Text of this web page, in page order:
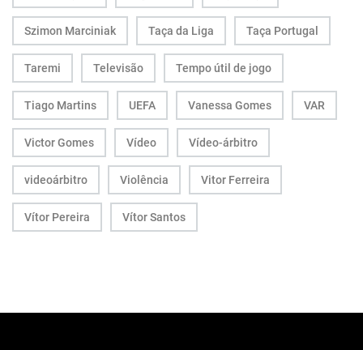
Szimon Marciniak Taça da Liga Taça Portugal
Taremi Televisão Tempo útil de jogo
Tiago Martins UEFA Vanessa Gomes VAR
Victor Gomes Vídeo Vídeo-árbitro
videoárbitro Violência Vitor Ferreira
Vítor Pereira Vítor Santos